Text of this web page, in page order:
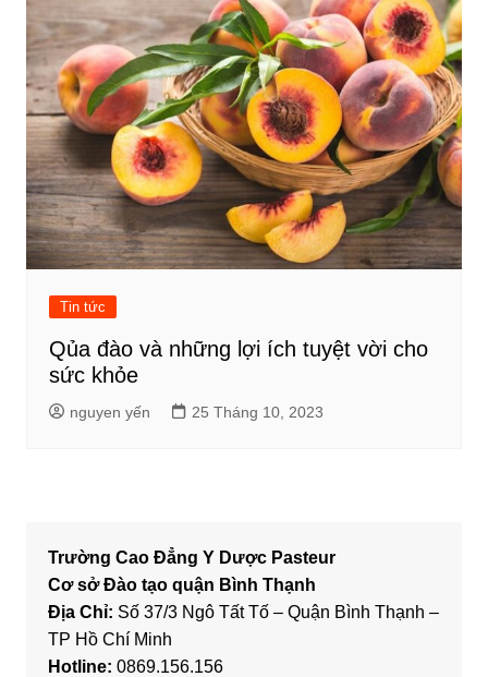
Tin tức
Qủa đào và những lợi ích tuyệt vời cho
sức khỏe
nguyen yến 25 Tháng 10, 2023
Trường Cao Đẳng Y Dược Pasteur
Cơ sở Đào tạo quận Bình Thạnh
Địa Chỉ: Số 37/3 Ngô Tất Tố – Quận Bình Thạnh –
TP Hồ Chí Minh
Hotline: 0869.156.156